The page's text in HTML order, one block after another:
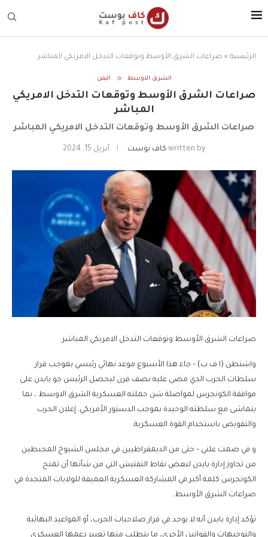
الرئيسية » صراعات الشرق الأوسط وتوقعات التدخل الامريكي المباشر
الشرق الاوسط اليمن
صراعات الشرق الأوسط وتوقعات التدخل الامريكي
المباشر
صراعات الشرق الأوسط وتوقعات التدخل الامريكي المباشر
written by كاف بوست أبريل 15, 2024
صراعات الشرق الأوسط وتوقعات التدخل الامريكي المباشر
واشنطن (ا ف ب) – جاء هذا الأسبوع موعد نهائي رئيسي بموجب قرار
سلطات الحرب الذي مضى عليه نصف قرن ليحصل الرئيس جو بايدن على
موافقة الكونجرس لمواصلة شن حملته العسكرية الشرق الاوسط ، بما
يتماشى مع سلطته الوحيدة بموجب الدستور الأمريكي. إعلان الحرب
والتفويض باستخدام القوة العسكرية.
و في صمت علني – حتى من الديمقراطيين في مجلس الشيوخ المحبطين
من تجاوز إدارة بايدن لبعض نقاط التفتيش التي من شأنها أن تمنح
الكونجرس كلمة أكبر في المشاركة العسكرية العميقة للولايات المتحدة في
صراعات الشرق الأوسط.
تؤكد إدارة بايدن أنه لا يوجد في قرار صلاحيات الحرب، أو المواعيد النهائية
والتوجيهات والقوانين الأخرى، ما يتطلب منها تغيير دعمها العسكري